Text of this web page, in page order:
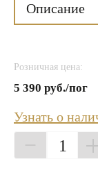
Описание
Розничная цена:
5 390 руб./пог
Узнать о
1